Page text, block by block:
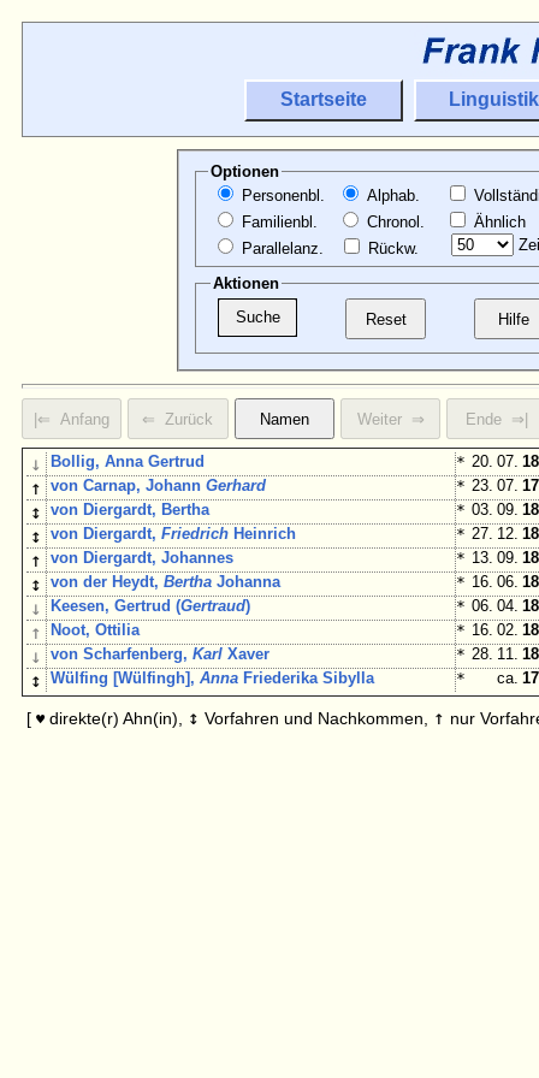
Startseite Linguistik
Optionen
Personenbl.
Familienbl.
Parallelanz.
Alphab.
Chronol.
Rückw.
Ähnlich
Aktionen
↓ Bollig, Anna Gertrud * 20. 07.
↑ von Carnap, JohannGerhard * 23. 07.
↕ von Diergardt, Bertha * 03. 09.
↕ von Diergardt,Friedrich Heinrich * 27. 12.
↑ von Diergardt, Johannes * 13. 09.
↕ von der Heydt,Bertha Johanna * 16. 06.
↓ Keesen, Gertrud (Gertraud) * 06. 04.
↑ Noot, Ottilia * 16. 02.
↓ von Scharfenberg,Karl Xaver * 28. 11.
↕ Wülfing [Wülfingh],Anna Friederika Sibylla * ca.
[ ♥ direkte(r) Ahn(in), ↕ Vorfahren und Nachkommen, ↑ nur